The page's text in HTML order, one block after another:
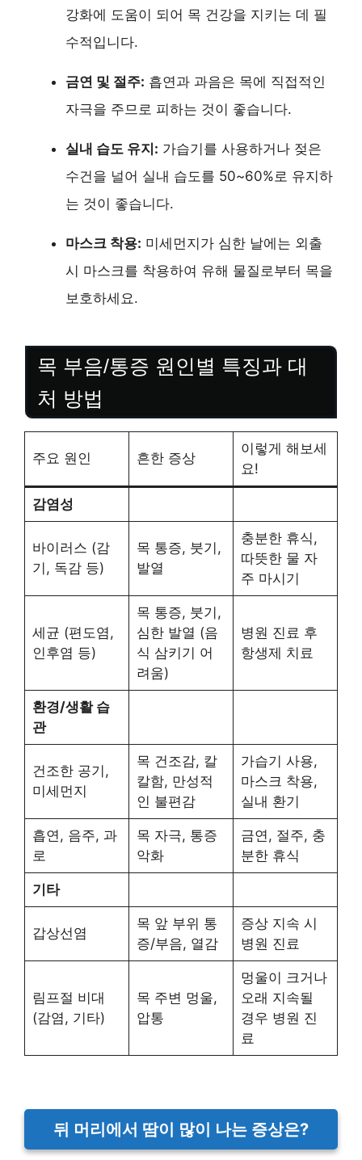
강화에 도움이 되어 목 건강을 지키는 데 필
수적입니다.
금연 및 절주: 흡연과 과음은 목에 직접적인
자극을 주므로 피하는 것이 좋습니다.
실내 습도 유지: 가습기를 사용하거나 젖은
수건을 널어 실내 습도를 50~60%로 유지하
는 것이 좋습니다.
마스크 착용: 미세먼지가 심한 날에는 외출
시 마스크를 착용하여 유해 물질로부터 목을
보호하세요.
목 부음/통증 원인별 특징과 대
처 방법
주요 원인 흔한 증상
이렇게 해보세
요!
감염성
바이러스 (감
기, 독감 등)
목 통증, 붓기,
발열
충분한 휴식,
따뜻한 물 자
주 마시기
세균 (편도염,
인후염 등)
목 통증, 붓기,
심한 발열 (음
식 삼키기 어
려움)
병원 진료 후
항생제 치료
환경/생활 습
관
건조한 공기,
미세먼지
목 건조감, 칼
칼함, 만성적
인 불편감
가습기 사용,
마스크 착용,
실내 환기
흡연, 음주, 과
로
목 자극, 통증
악화
금연, 절주, 충
분한 휴식
기타
갑상선염
목 앞 부위 통
증/부음, 열감
증상 지속 시
병원 진료
림프절 비대
(감염, 기타)
목 주변 멍울,
압통
멍울이 크거나
오래 지속될
경우 병원 진
료
뒤 머리에서 땀이 많이 나는 증상은?